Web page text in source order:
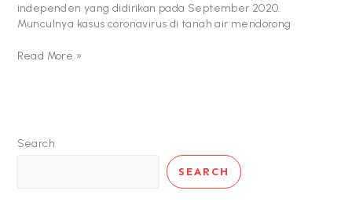
independen yang didirikan pada September 2020.
Munculnya kasus coronavirus di tanah air mendorong
Read More »
Search
SEARCH